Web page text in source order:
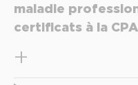
maladie
certificats à la